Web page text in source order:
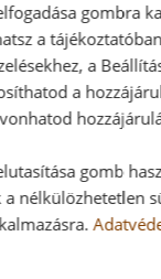
gombra
a
a
a
gomb
a nélkülözhetetlen